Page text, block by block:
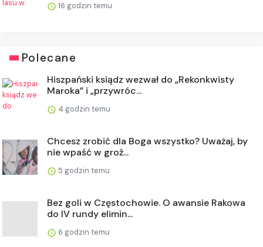
16 godzin temu
Polecane
Hiszpański ksiądz wezwał do „Rekonkwisty
Maroka” i „przywróc...
4 godzin temu
Chcesz zrobić dla Boga wszystko? Uważaj, by
nie wpaść w groź...
5 godzin temu
Bez goli w Częstochowie. O awansie Rakowa
do IV rundy elimin...
6 godzin temu